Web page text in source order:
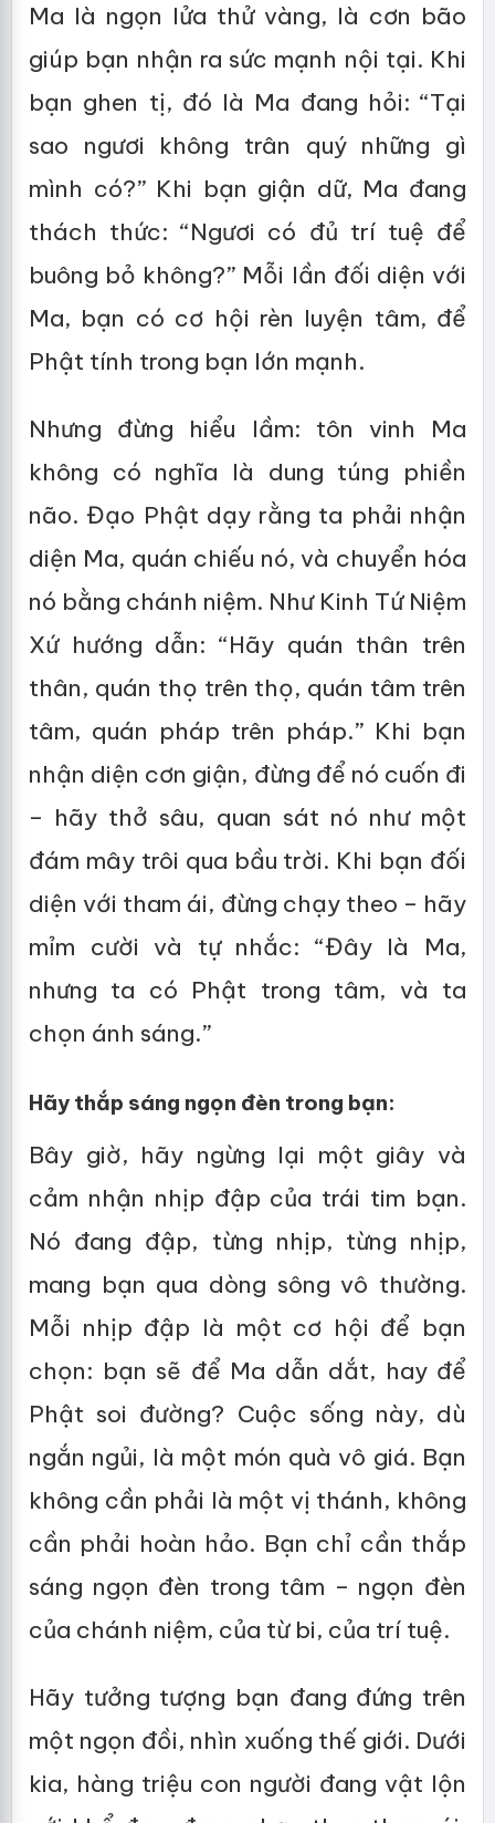
Ma là ngọn lửa thử vàng, là cơn bão
giúp bạn nhận ra sức mạnh nội tại. Khi
bạn ghen tị, đó là Ma đang hỏi: “Tại
sao ngươi không trân quý những gì
mình có?” Khi bạn giận dữ, Ma đang
thách thức: “Ngươi có đủ trí tuệ để
buông bỏ không?” Mỗi lần đối diện với
Ma, bạn có cơ hội rèn luyện tâm, để
Phật tính trong bạn lớn mạnh.
Nhưng đừng hiểu lầm: tôn vinh Ma
không có nghĩa là dung túng phiền
não. Đạo Phật dạy rằng ta phải nhận
diện Ma, quán chiếu nó, và chuyển hóa
nó bằng chánh niệm. Như Kinh Tứ Niệm
Xứ hướng dẫn: “Hãy quán thân trên
thân, quán thọ trên thọ, quán tâm trên
tâm, quán pháp trên pháp.” Khi bạn
nhận diện cơn giận, đừng để nó cuốn đi
– hãy thở sâu, quan sát nó như một
đám mây trôi qua bầu trời. Khi bạn đối
diện với tham ái, đừng chạy theo – hãy
mỉm cười và tự nhắc: “Đây là Ma,
nhưng ta có Phật trong tâm, và ta
chọn ánh sáng.”
Hãy thắp sáng ngọn đèn trong bạn:
Bây giờ, hãy ngừng lại một giây và
cảm nhận nhịp đập của trái tim bạn.
Nó đang đập, từng nhịp, từng nhịp,
mang bạn qua dòng sông vô thường.
Mỗi nhịp đập là một cơ hội để bạn
chọn: bạn sẽ để Ma dẫn dắt, hay để
Phật soi đường? Cuộc sống này, dù
ngắn ngủi, là một món quà vô giá. Bạn
không cần phải là một vị thánh, không
cần phải hoàn hảo. Bạn chỉ cần thắp
sáng ngọn đèn trong tâm – ngọn đèn
của chánh niệm, của từ bi, của trí tuệ.
Hãy tưởng tượng bạn đang đứng trên
một ngọn đồi, nhìn xuống thế giới. Dưới
kia, hàng triệu con người đang vật lộn